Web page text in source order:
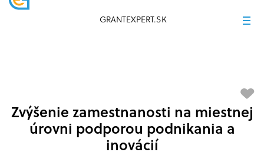
GRANTEXPERT.SK
Zvýšenie zamestnanosti na miestnej
úrovni podporou podnikania a
inovácií